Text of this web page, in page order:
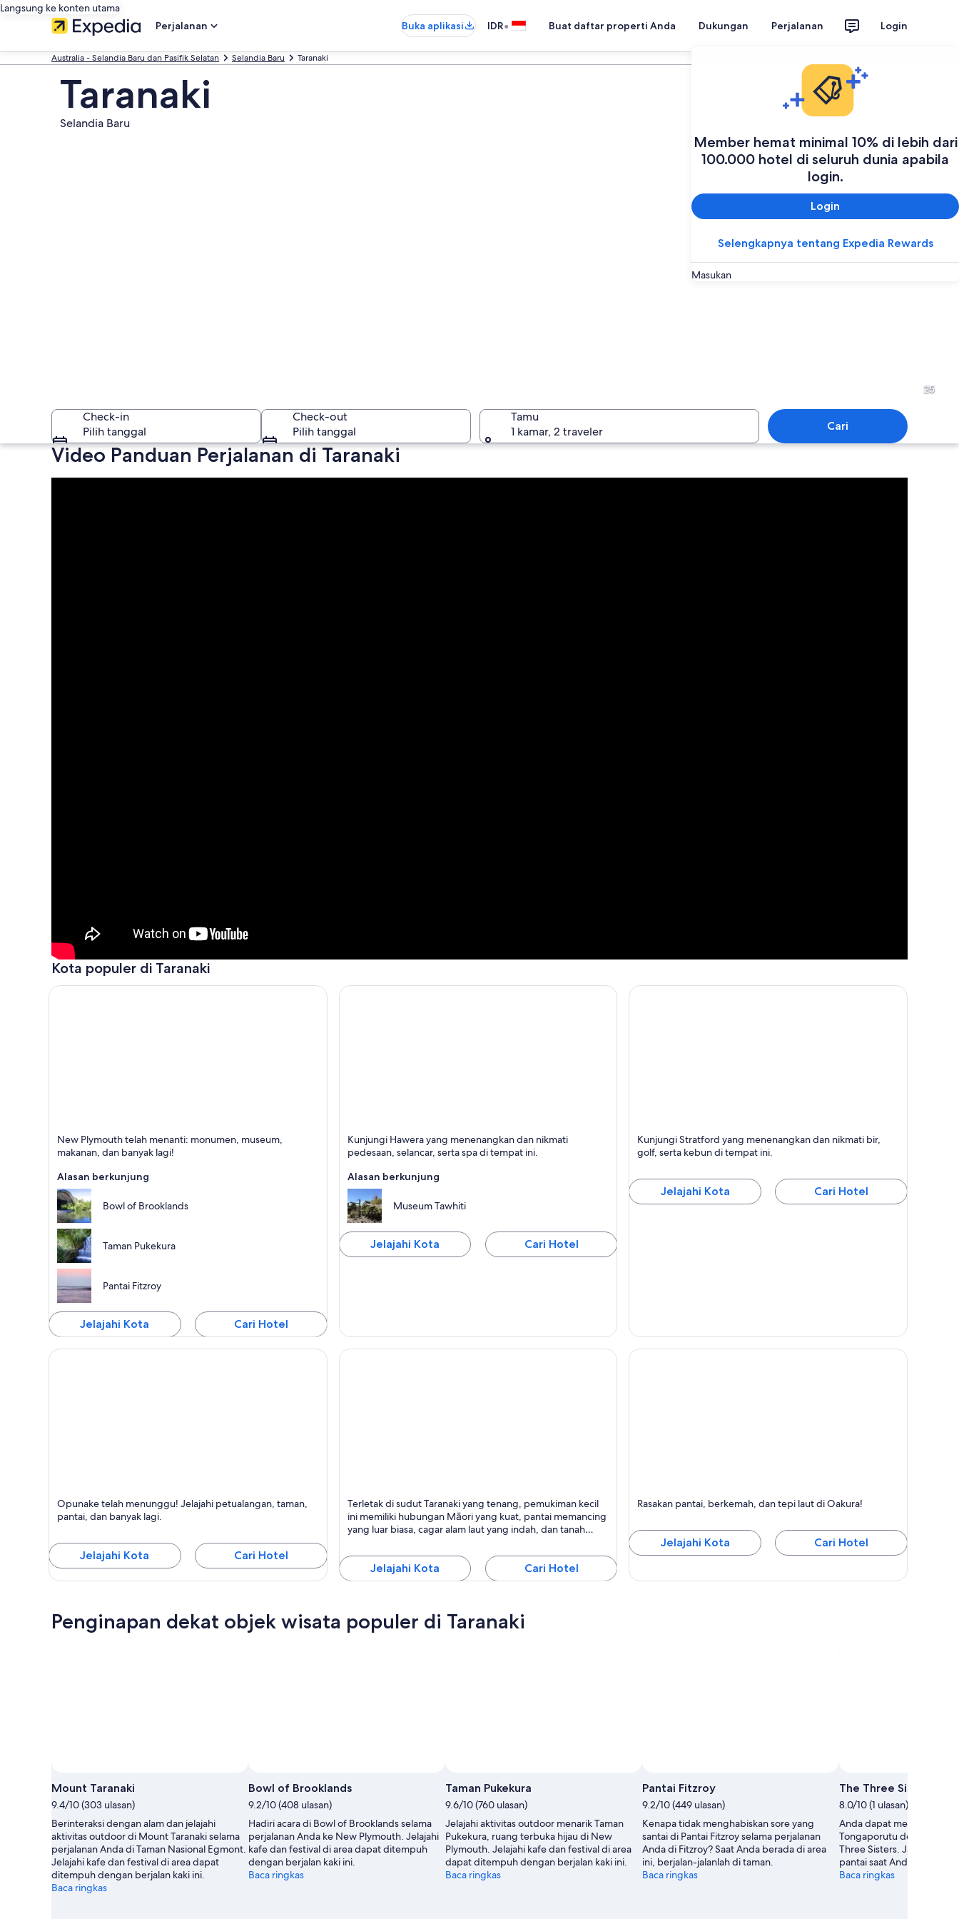
Langsung ke konten utama
Perjalanan
Buka aplikasi IDR• Buat daftar properti Anda Dukungan Perjalanan Login
Member hemat minimal 10% di lebih dari
100.000 hotel di seluruh dunia apabila
login.
Login
Selengkapnya tentang Expedia Rewards
Masukan
Australia - Selandia Baru dan Pasifik Selatan Selandia Baru Taranaki
Taranaki
Selandia Baru
Taranaki Taranaki
25
Check-in
Pilih tanggal
Check-out
Pilih tanggal
Tamu
1 kamar, 2 traveler
Cari
Video Panduan Perjalanan di Taranaki
Kota populer di Taranaki
New Plymouth
Terkenal dengan Belanja, Cocok untuk keluarga, dan
New Plymouth telah menanti: monumen, museum,
makanan, dan banyak lagi!
Alasan berkunjung
Bowl of Brooklands
Taman Pukekura
Pantai Fitzroy
Jelajahi Kota Cari Hotel
Hawera
Terkenal dengan Bersantai, Pedesaan, dan Selancar
Kunjungi Hawera yang menenangkan dan nikmati
pedesaan, selancar, serta spa di tempat ini.
Alasan berkunjung
Museum Tawhiti
Jelajahi Kota Cari Hotel
Stratford
Terkenal dengan Spa, Renang, dan Kafe
Kunjungi Stratford yang menenangkan dan nikmati bir,
golf, serta kebun di tempat ini.
Jelajahi Kota Cari Hotel
Terkenal dengan Makan, Petualangan, dan Taman
Alam
Opunake telah menunggu! Jelajahi petualangan, taman,
pantai, dan banyak lagi.
Jelajahi Kota Cari Hotel
Terkenal dengan Taman Alam
Terletak di sudut Taranaki yang tenang, pemukiman kecil
ini memiliki hubungan Māori yang kuat, pantai memancing
yang luar biasa, cagar alam laut yang indah, dan tanah
Jelajahi Kota Cari Hotel
Terkenal dengan Pantai, Orang yang Ramah, dan
Rasakan pantai, berkemah, dan tepi laut di Oakura!
Jelajahi Kota Cari Hotel
Penginapan dekat objek wisata populer di Taranaki
Mount Taranaki
9.4/10 (303 ulasan)
Berinteraksi dengan alam dan jelajahi
aktivitas outdoor di Mount Taranaki selama
perjalanan Anda di Taman Nasional Egmont.
Jelajahi kafe dan festival di area dapat
ditempuh dengan berjalan kaki ini.
Baca ringkas
Bowl of Brooklands
9.2/10 (408 ulasan)
Hadiri acara di Bowl of Brooklands selama
perjalanan Anda ke New Plymouth. Jelajahi
kafe dan festival di area dapat ditempuh
dengan berjalan kaki ini.
Baca ringkas
Taman Pukekura
9.6/10 (760 ulasan)
Jelajahi aktivitas outdoor menarik Taman
Pukekura, ruang terbuka hijau di New
Plymouth. Jelajahi kafe dan festival di area
dapat ditempuh dengan berjalan kaki ini.
Baca ringkas
Pantai Fitzroy
9.2/10 (449 ulasan)
Kenapa tidak menghabiskan sore yang
santai di Pantai Fitzroy selama perjalanan
Anda di Fitzroy? Saat Anda berada di area
ini, berjalan-jalanlah di taman.
Baca ringkas
The Three Sisters
8.0/10 (1 ulasan)
Anda dapat mempelajari
Tongaporutu dengan
Three Sisters. Jalan-jalan
pantai saat Anda berada
Baca ringkas